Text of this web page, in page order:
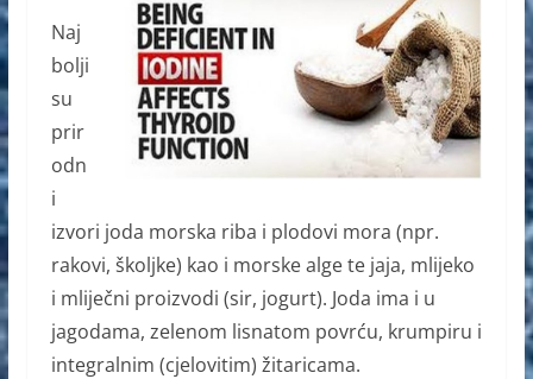
Naj
bolji
su
prir
odn
i
izvori joda morska riba i plodovi mora (npr.
rakovi, školjke) kao i morske alge te jaja, mlijeko
i mliječni proizvodi (sir, jogurt). Joda ima i u
jagodama, zelenom lisnatom povrću, krumpiru i
integralnim (cjelovitim) žitaricama.